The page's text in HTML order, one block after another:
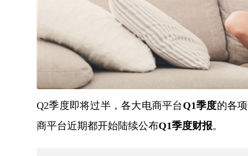
Q2季度即将过半，各大电商平台Q1季度的各
商平台近期都开始陆续公布Q1季度财报。